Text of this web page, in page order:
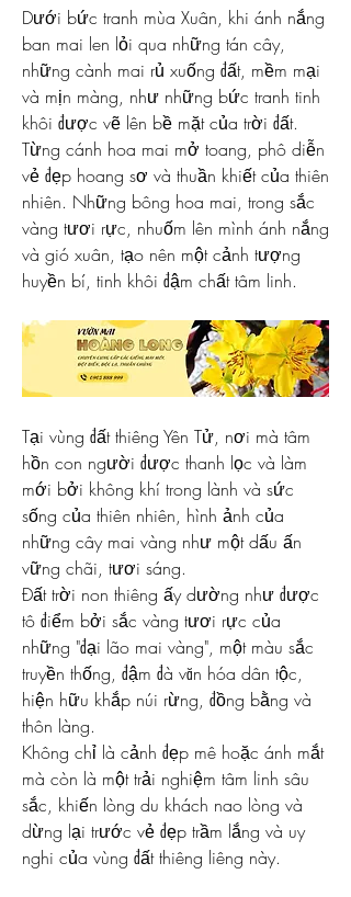
Dưới bức tranh mùa Xuân, khi ánh nắng
ban mai len lỏi qua những tán cây,
những cành mai rủ xuống đất, mềm mại
và mịn màng, như những bức tranh tinh
khôi được vẽ lên bề mặt của trời đất.
Từng cánh hoa mai mở toang, phô diễn
vẻ đẹp hoang sơ và thuần khiết của thiên
nhiên. Những bông hoa mai, trong sắc
vàng tươi rực, nhuốm lên mình ánh nắng
và gió xuân, tạo nên một cảnh tượng
huyền bí, tinh khôi đậm chất tâm linh.
Tại vùng đất thiêng Yên Tử, nơi mà tâm
hồn con người được thanh lọc và làm
mới bởi không khí trong lành và sức
sống của thiên nhiên, hình ảnh của
những cây mai vàng như một dấu ấn
vững chãi, tươi sáng.
Đất trời non thiêng ấy dường như được
tô điểm bởi sắc vàng tươi rực của
những "đại lão mai vàng", một màu sắc
truyền thống, đậm đà văn hóa dân tộc,
hiện hữu khắp núi rừng, đồng bằng và
thôn làng.
Không chỉ là cảnh đẹp mê hoặc ánh mắt
mà còn là một trải nghiệm tâm linh sâu
sắc, khiến lòng du khách nao lòng và
dừng lại trước vẻ đẹp trầm lắng và uy
nghi của vùng đất thiêng liêng này.